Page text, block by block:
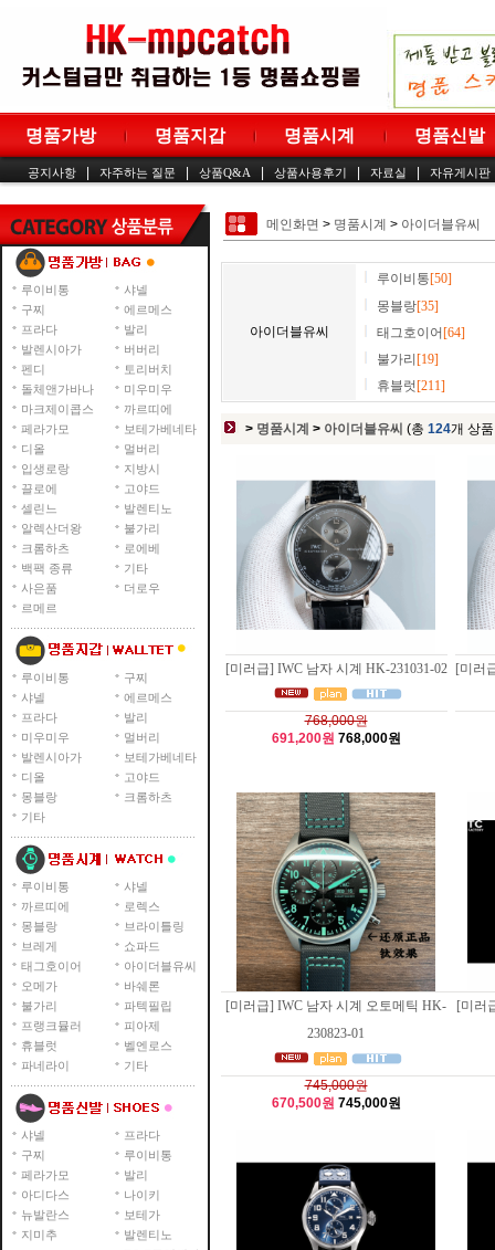
명품가방 명품지갑 명품시계 명품신발
공지사항 자주하는 질문 상품Q&A 상품사용후기 자료실 자유게시판
루이비통
샤넬
구찌
에르메스
프라다
발리
발렌시아가
버버리
펜디
토리버치
돌체앤가바나
미우미우
마크제이콥스
까르띠에
페라가모
보테가베네타
디올
멀버리
입생로랑
지방시
끌로에
고야드
셀린느
발렌티노
알렉산더왕
불가리
크롬하츠
로에베
백팩 종류
기타
사은품
더로우
르메르
루이비통
구찌
샤넬
에르메스
프라다
발리
미우미우
멀버리
발렌시아가
보테가베네타
디올
고야드
몽블랑
크롬하츠
기타
루이비통
샤넬
까르띠에
로렉스
몽블랑
브라이틀링
브레게
쇼파드
태그호이어
아이더블유씨
오메가
바쉐론
불가리
파텍필립
프랭크뮬러
피아제
휴블럿
벨엔로스
파네라이
기타
샤넬
프라다
구찌
루이비통
페라가모
발리
아디다스
나이키
뉴발란스
보테가
지미추
발렌티노
메인화면 > 명품시계 > 아이더블유씨
아이더블유씨
루이비통[50]
몽블랑[35]
태그호이어 [64]
불가리 [19]
휴블럿 [211]
> 명품시계 > 아이더블유씨 (총 124개 상
[미러급] IWC 남자 시계 HK-231031-02
768,000원
691,200원 768,000원
[미러
[미러급] IWC 남자 시계 오토메틱 HK-
230823-01
745,000원
670,500원 745,000원
[미러